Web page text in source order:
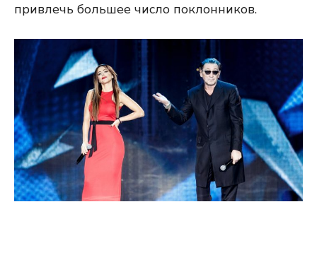
привлечь большее число поклонников.